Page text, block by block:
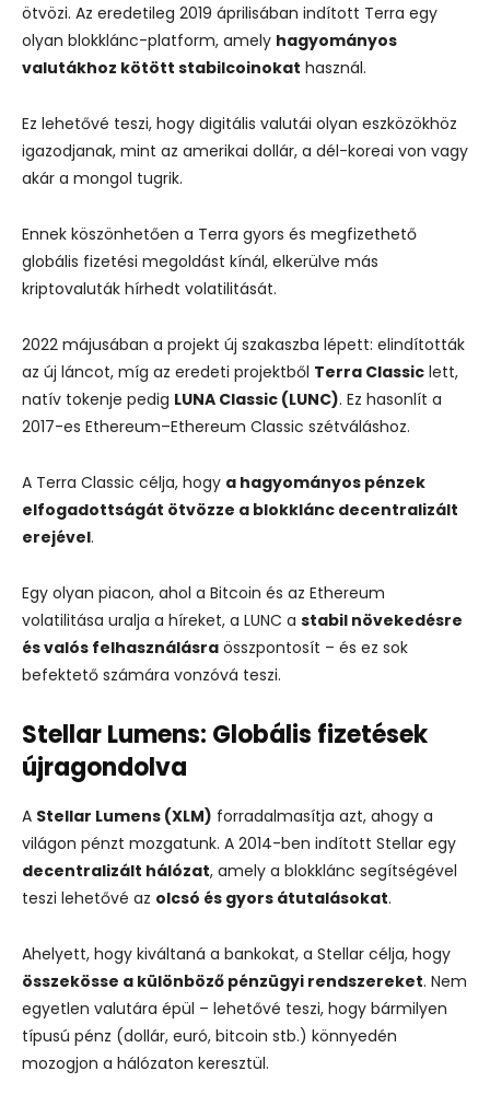
ötvözi. Az eredetileg 2019 áprilisában indított Terra egy
olyan blokklánc-platform, amely hagyományos
valutákhoz kötött stabilcoinokat használ.
Ez lehetővé teszi, hogy digitális valutái olyan eszközökhöz
igazodjanak, mint az amerikai dollár, a dél-koreai von vagy
akár a mongol tugrik.
Ennek köszönhetően a Terra gyors és megfizethető
globális fizetési megoldást kínál, elkerülve más
kriptovaluták hírhedt volatilitását.
2022 májusában a projekt új szakaszba lépett: elindították
az új láncot, míg az eredeti projektből Terra Classic lett,
natív tokenje pedig LUNA Classic (LUNC). Ez hasonlít a
2017-es Ethereum–Ethereum Classic szétváláshoz.
A Terra Classic célja, hogy a hagyományos pénzek
elfogadottságát ötvözze a blokklánc decentralizált
erejével.
Egy olyan piacon, ahol a Bitcoin és az Ethereum
volatilitása uralja a híreket, a LUNC a stabil növekedésre
és valós felhasználásra összpontosít – és ez sok
befektető számára vonzóvá teszi.
Stellar Lumens: Globális fizetések
újragondolva
A Stellar Lumens (XLM) forradalmasítja azt, ahogy a
világon pénzt mozgatunk. A 2014-ben indított Stellar egy
decentralizált hálózat, amely a blokklánc segítségével
teszi lehetővé az olcsó és gyors átutalásokat.
Ahelyett, hogy kiváltaná a bankokat, a Stellar célja, hogy
összekösse a különböző pénzügyi rendszereket. Nem
egyetlen valutára épül – lehetővé teszi, hogy bármilyen
típusú pénz (dollár, euró, bitcoin stb.) könnyedén
mozogjon a hálózaton keresztül.